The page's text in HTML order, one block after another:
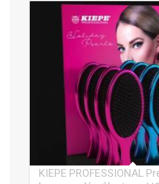
KIEPE PROFESSIONAL